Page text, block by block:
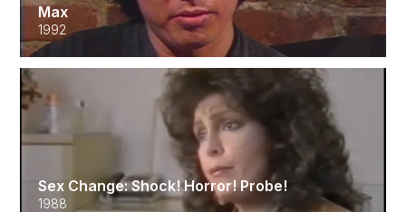
Max
1992
Sex Change: Shock! Horror! Probe!
1988